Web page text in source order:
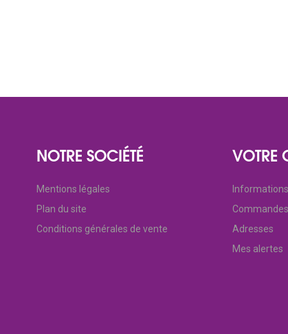
NOTRE SOCIÉTÉ
Mentions légales
Plan du site
Conditions générales de vente
VOTRE
Commandes
Adresses
Mes alertes